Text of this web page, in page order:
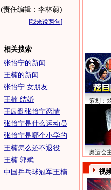
(责任编辑：李林蔚)
[我来说两句]
相关搜索
张怡宁的新闻
王楠的新闻
张怡宁 女朋友
王楠 结婚
王励勤张怡宁恋情
张怡宁是什么运动员
张怡宁是哪个小学的
王楠怎么还不退役
王楠 郭斌
中国乒乓球冠军王楠
策划：
奥运会
视